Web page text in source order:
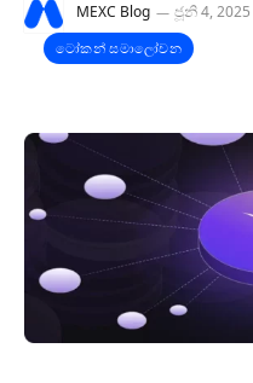
MEXC Blog ජූනි 4, 2025
ටෝකන් සමාලෝචන